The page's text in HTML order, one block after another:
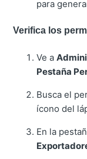
para
Verifica los
Ve a
Pestaña
Busca el
ícono del
En la